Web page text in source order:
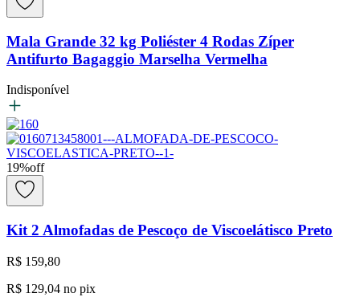
Mala Grande 32 kg Poliéster 4 Rodas Zíper
Antifurto Bagaggio Marselha Vermelha
Indisponível
19%off
Kit 2 Almofadas de Pescoço de Viscoelátisco Preto
R$ 159,80
R$ 129,04 no pix